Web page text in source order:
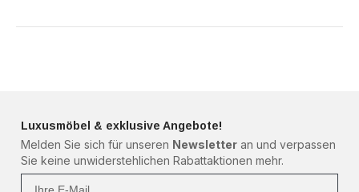
Luxusmöbel & exklusive Angebote!
Melden Sie sich für unseren Newsletter an und verpassen
Sie keine unwiderstehlichen Rabattaktionen mehr.